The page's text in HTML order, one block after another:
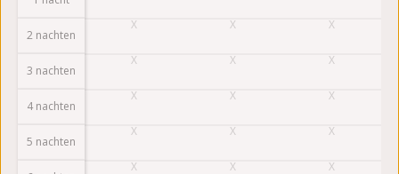
2 nachten
3 nachten
4 nachten
5 nachten